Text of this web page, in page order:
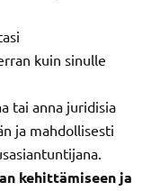
kuin sinulle
tai anna juridisia
ja mahdollisesti
kehittämiseen ja